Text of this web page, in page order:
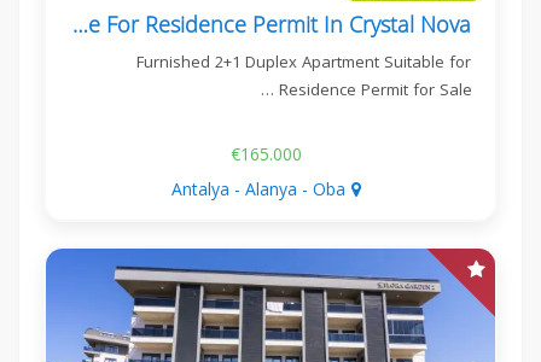
Furnished 2+1 Apartment Suitable For Residence Permit In Crystal Nova
Furnished 2+1 Duplex Apartment Suitable for
Residence Permit for Sale …
€165.000
Antalya - Alanya - Oba